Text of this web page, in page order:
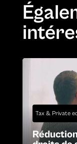
Tax & Private